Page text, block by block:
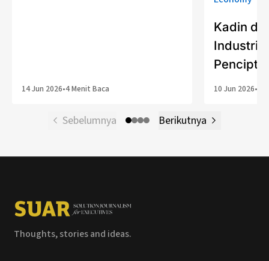
14 Jun 2026•4 Menit Baca
Kadin
10 Jun 2026•
Sebelumnya Berikutnya
Thoughts, stories and ideas.